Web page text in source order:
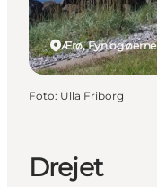
Drejet
Ærø, Fyn og øerne
Foto: Ulla Friborg